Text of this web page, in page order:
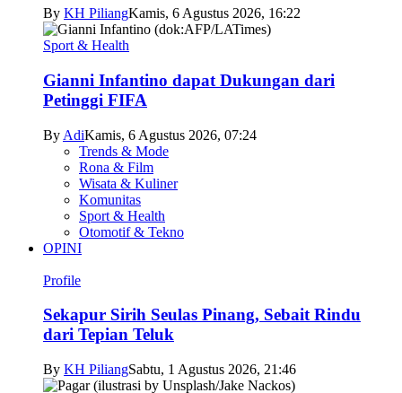
By KH PiliangKamis, 6 Agustus 2026, 16:22
Sport & Health
Gianni Infantino dapat Dukungan dari
Petinggi FIFA
By AdiKamis, 6 Agustus 2026, 07:24
Trends & Mode
Rona & Film
Wisata & Kuliner
Komunitas
Sport & Health
Otomotif & Tekno
OPINI
Profile
Sekapur Sirih Seulas Pinang, Sebait Rindu
dari Tepian Teluk
By KH PiliangSabtu, 1 Agustus 2026, 21:46